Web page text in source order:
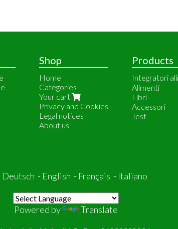
Shop
Home
Categories
Your cart
Privacy and Cookies
Legal notices
About us
Products
Integratori
Meetab
Vitalbulk
Dr. Price
Natural
Alimenti
Libri
Accessori
Test
Deutsch - English - Français - Italiano
Powered by Translate